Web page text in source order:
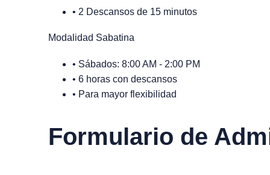
• 2 Descansos de 15 minutos
Modalidad Sabatina
• Sábados: 8:00 AM - 2:00 PM
• 6 horas con descansos
• Para mayor flexibilidad
Formulario de